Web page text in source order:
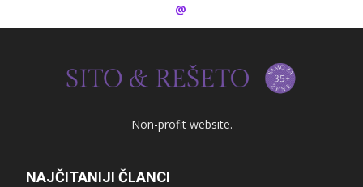
@
Non-profit website.
NAJČITANIJI ČLANCI